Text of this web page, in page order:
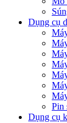
Dụng cụ
Pin
Dụng cụ